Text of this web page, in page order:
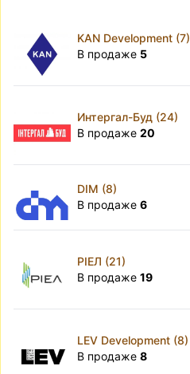
KAN Development (7)
В продаже 5
Интергал-Буд (24)
В продаже 20
DIM (8)
В продаже 6
РІЕЛ (21)
В продаже 19
LEV Development (8)
В продаже 8